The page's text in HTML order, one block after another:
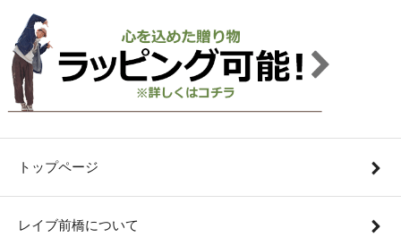
トップページ
レイブ前橋について